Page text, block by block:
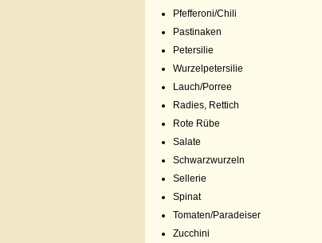
Pfefferoni/Chili
Pastinaken
Petersilie
Wurzelpetersilie
Lauch/Porree
Radies, Rettich
Rote Rübe
Salate
Schwarzwurzeln
Sellerie
Spinat
Tomaten/Paradeiser
Zucchini